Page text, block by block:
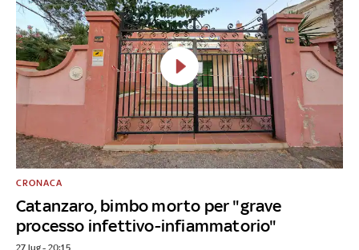
Catanzaro, bimbo morto per "grave
processo infettivo-infiammatorio"
CRONACA
27 lug - 20:15